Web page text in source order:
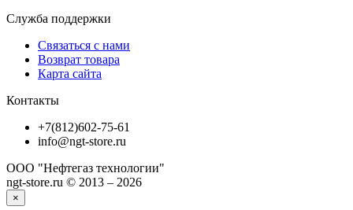
Служба поддержки
Связаться с нами
Возврат товара
Карта сайта
Контакты
+7(812)602-75-61
info@ngt-store.ru
ООО "Нефтегаз технологии"
ngt-store.ru © 2013 – 2026
×